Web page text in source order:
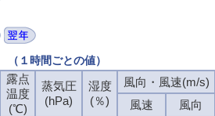
１時間ごとの値）
露点
温度
(℃)
蒸気圧
(hPa)
湿度
(％)
風向・風速(m/s)
風速 風向
露点
温度
(℃)
蒸気圧
(hPa)
湿度
(％)
風向・風速(m/s)
風速 風向
露点
温度
(℃)
蒸気圧
(hPa)
湿度
(％)
風向・風速(m/s)
風速 風向
露点
温度
(℃)
蒸気圧
(hPa)
湿度
(％)
風向・風速(m/s)
風速 風向